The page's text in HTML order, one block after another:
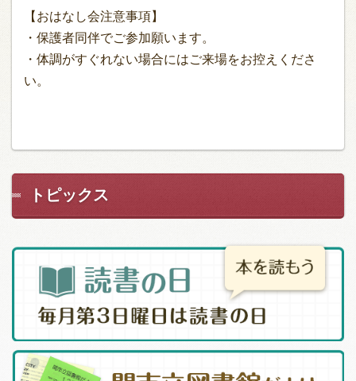
【おはなし会注意事項】
・保護者同伴でご参加願います。
・体調がすぐれない場合にはご来場をお控えくださ
い。
トピックス